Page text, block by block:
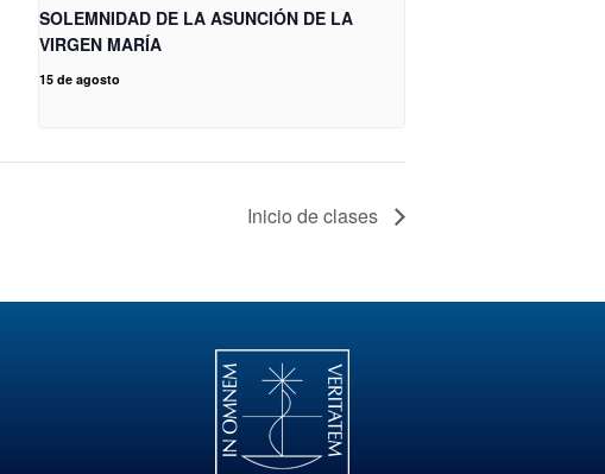
SOLEMNIDAD DE LA ASUNCIÓN DE LA
VIRGEN MARÍA
15 de agosto
Inicio de clases